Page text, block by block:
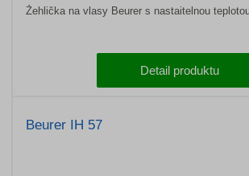
Žehlička na vlasy Beurer s nastaitelnou
Detail produktu
Beurer IH 57